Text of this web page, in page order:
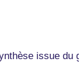
issue du